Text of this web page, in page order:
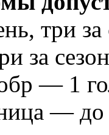
три
за
— 1
— до